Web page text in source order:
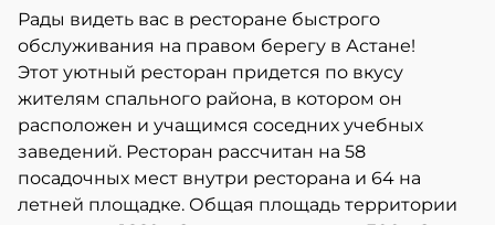
Рады видеть вас в ресторане быстрого
обслуживания на правом берегу в Астане!
Этот уютный ресторан придется по вкусу
жителям спального района, в котором он
расположен и учащимся соседних учебных
заведений. Ресторан рассчитан на 58
посадочных мест внутри ресторана и 64 на
летней площадке. Общая площадь территории